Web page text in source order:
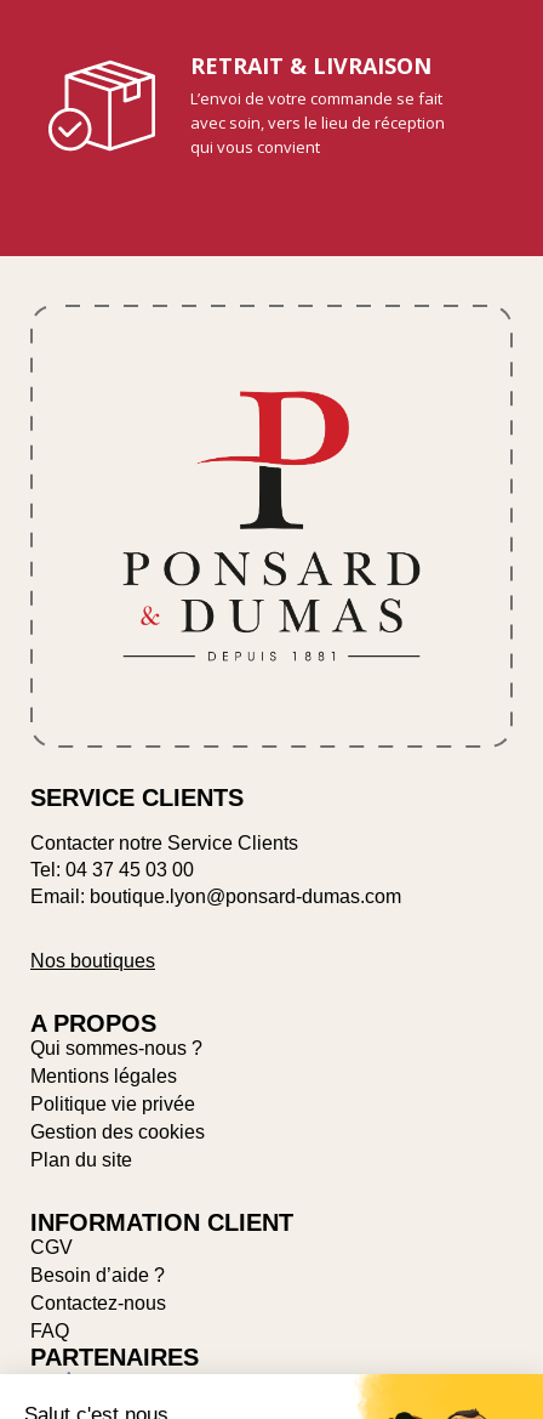
RETRAIT & LIVRAISON
L’envoi de votre commande se fait
avec soin, vers le lieu de réception
qui vous convient
SERVICE CLIENTS
Contacter notre Service Clients
Tel: 04 37 45 03 00
Email: boutique.lyon@ponsard-dumas.com
Nos boutiques
A PROPOS
Qui sommes-nous ?
Mentions légales
Politique vie privée
Gestion des cookies
Plan du site
INFORMATION CLIENT
CGV
Besoin d’aide ?
Contactez-nous
FAQ
PARTENAIRES